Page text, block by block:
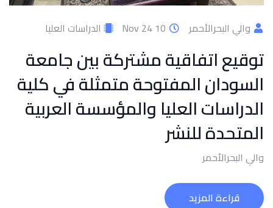
والي البحرالأحمر الدراسات العليا
توقيع اتفاقية مشتركة بين جامعة
السودان المفتوحة متمثلة في كلية
الدراسات العليا والمؤسسة العربية
المتحدة للنشر
والي البحرالأحمر
قراءة المزيد